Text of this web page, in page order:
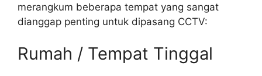
merangkum beberapa tempat yang sangat
dianggap penting untuk dipasang CCTV:
Rumah / Tempat Tinggal